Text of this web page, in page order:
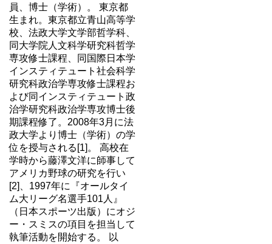
員、博士（学術）。 東京都
生まれ。東京都立青山高等学
校、法政大学文学部哲学科、
同大学院人文科学研究科哲学
専攻修士課程、同国際日本学
インスティテュート社会科学
研究科政治学専攻修士課程お
よび同インスティテュート政
治学研究科政治学専攻博士後
期課程修了。2008年3月に法
政大学より博士（学術）の学
位を授与される[1]。 高校在
学時から藤澤文洋に師事して
アメリカ野球の研究を行い
[2]、1997年に『オールタイ
ム大リーグ名選手101人』
（日本スポーツ出版）にオジ
ー・スミスの項目を担当して
執筆活動を開始する。 以